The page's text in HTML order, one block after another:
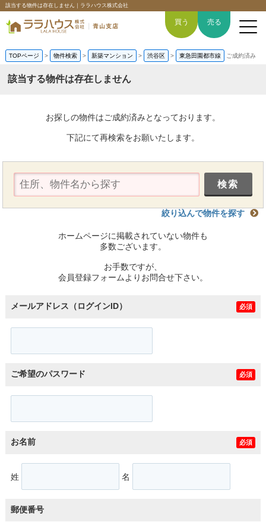
該当する物件は存在しません｜ララハウス株式会社
空間デザイン事例
6つの強み
スタッフ紹介
買う 売る
TOPページ > 物件検索 > 新築マンション > 渋谷区 > 東急田園都市線 ご成約済み
該当する物件は存在しません
お探しの物件はご成約済みとなっております。
下記にて再検索をお願いたします。
絞り込んで物件を探す
ホームページに掲載されていない物件も
多数ございます。
お手数ですが、
会員登録フォームよりお問合せ下さい。
メールアドレス（ログインID） 必須
ご希望のパスワード 必須
お名前 必須
姓 名
郵便番号